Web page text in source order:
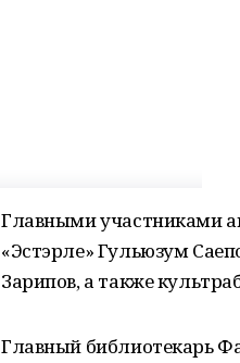
Главными участниками
«Эстэрле» Гульюзум
Зарипов, а также
Главный библиотекарь